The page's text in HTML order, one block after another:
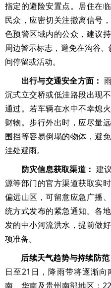
指定的避险安置点。居住在
民众，应密切关注撤离信号
色预警区域内的公众，建议
周边警示标志，避免在沟谷
间停留或活动。
出行与交通安全方面：
沉式立交桥或低洼路段出现
通过。若车辆在水中不幸熄
财物。步行外出时，应尽量
围挡等容易倒塌的物体，避
洼处避雨。
防灾信息获取渠道： 建
源等部门的官方渠道获取实
偏远山区，可留意应急广播
统方式发布的紧急通知。各
发的中小河流洪水，提前做
项准备。
后续天气趋势与持续防范
日至21日，降雨带将逐渐
南、华南及贵州南部地区；